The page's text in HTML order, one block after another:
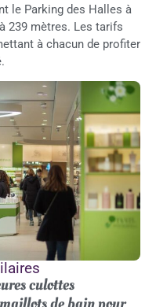
le Parking des Halles à
239 mètres. Les tarifs
à chacun de profiter
culottes